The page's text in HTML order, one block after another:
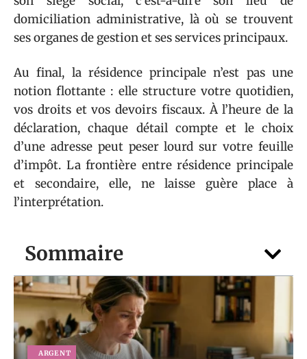
Sommaire
ARGENT
domiciliation administrative, là où se trouvent
ses organes de gestion et ses services principaux.
Au final, la résidence principale n’est pas une
notion flottante : elle structure votre quotidien,
vos droits et vos devoirs fiscaux. À l’heure de la
déclaration, chaque détail compte et le choix
d’une adresse peut peser lourd sur votre feuille
d’impôt. La frontière entre résidence principale
et secondaire, elle, ne laisse guère place à
l’interprétation.